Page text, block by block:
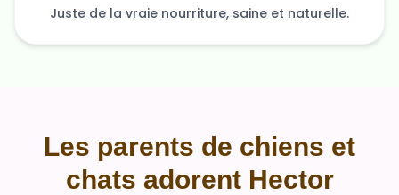
Juste de la vraie nourriture, saine et naturelle.
Les parents de chiens et
chats adorent Hector